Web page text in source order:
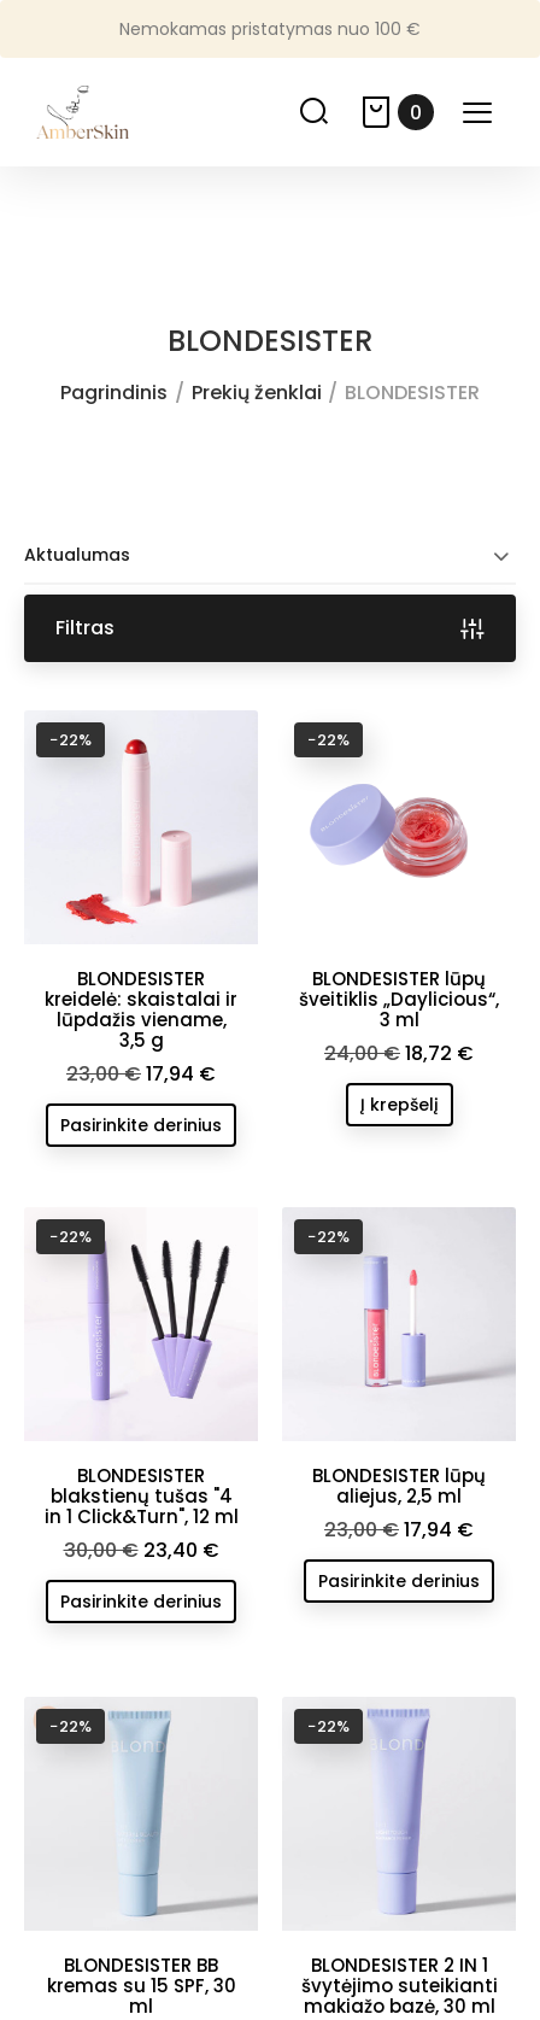
Nemokamas pristatymas nuo 100 €
0
BLONDESISTER
Pagrindinis Prekių ženklai BLONDESISTER
Aktualumas
Filtras
BLONDESISTER
kreidelė: skaistalai ir
lūpdažis viename,
3,5 g
Bazinė
kaina
23,00 €Kaina
17,94 €
Pasirinkite derinius
−22%
BLONDESISTER lūpų
šveitiklis „Daylicious“,
3 ml
Bazinė
kaina
24,00 €Kaina
18,72 €
Į krepšelį
−22%
BLONDESISTER
blakstienų tušas "4
in 1 Click&Turn", 12 ml
Bazinė
kaina
30,00 € Kaina
23,40 €
Pasirinkite derinius
−22%
BLONDESISTER lūpų
aliejus, 2,5 ml
Bazinė
kaina
23,00 €Kaina
17,94 €
Pasirinkite derinius
−22%
BLONDESISTER BB
kremas su 15 SPF, 30
ml
−22%
BLONDESISTER 2 IN 1
švytėjimo suteikianti
makiažo bazė, 30 ml
−22%